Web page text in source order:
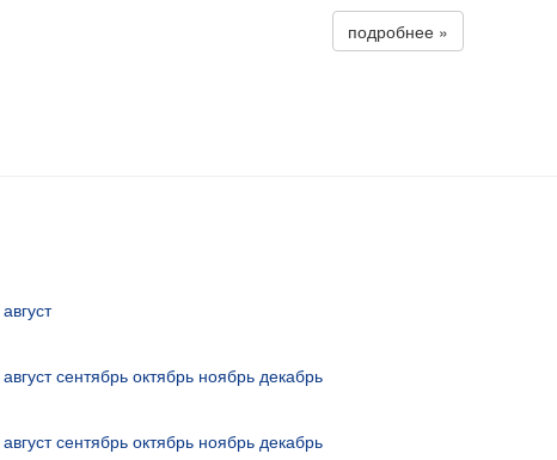
подробнее »
август
август сентябрь октябрь ноябрь декабрь
август сентябрь октябрь ноябрь декабрь